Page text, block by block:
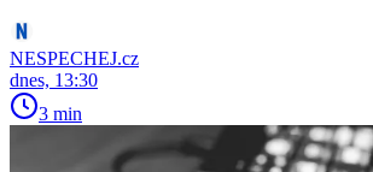
NESPECHEJ.cz
dnes, 13:30
3 min